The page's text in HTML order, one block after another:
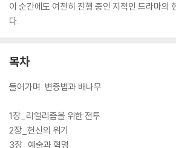
이 순간에도 여전히 진행 중인 지적인 드라마의
다.
목차
들어가며: 변증법과 배나무
1장_리얼리즘을 위한 전투
2장_헌신의 위기
3장_예술과 혁명